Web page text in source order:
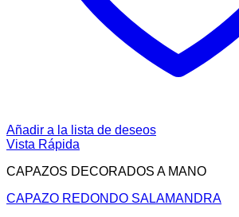
Añadir a la lista de deseos
Vista Rápida
CAPAZOS DECORADOS A MANO
CAPAZO REDONDO SALAMANDRA